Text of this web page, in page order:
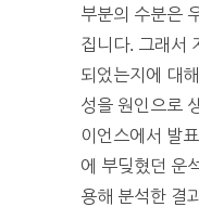
부분의 수분은
집니다. 그래서
되었는지에 대
성을 원인으로
이언스에서 발
에 부딪혔던 운
용해 분석한 결